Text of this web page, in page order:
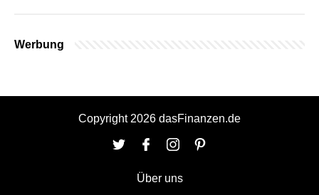
Werbung
Copyright 2026 dasFinanzen.de
Über uns